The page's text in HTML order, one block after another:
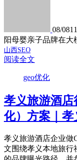
08/0811
阳母婴亲子品牌在大
山西SEO
阅读全文
geo优化
孝义旅游酒
化）方案｜
孝义旅游酒店企业做
文围绕孝义本地旅行